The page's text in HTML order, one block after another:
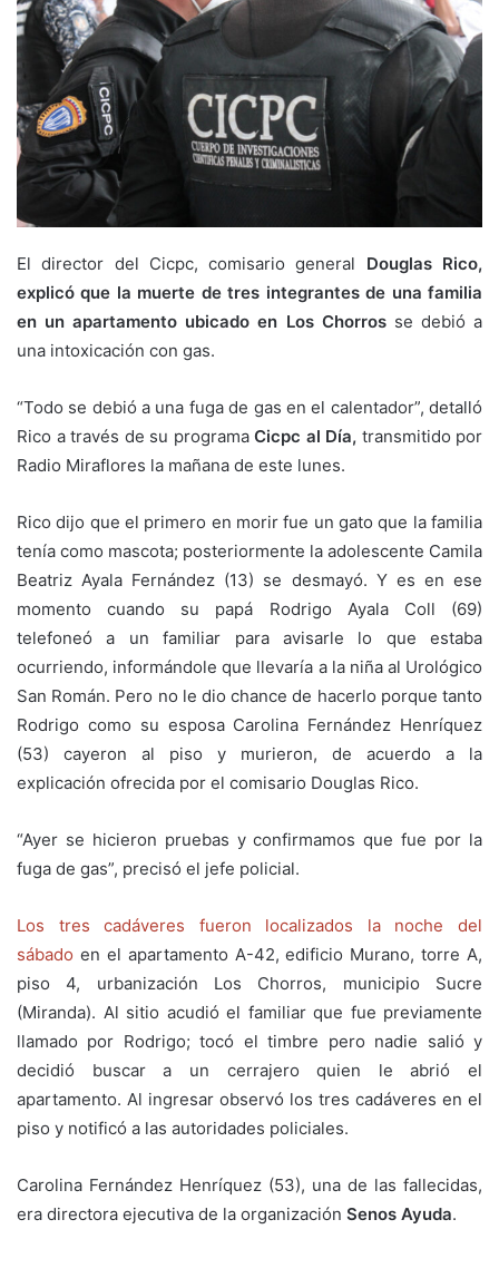
El director del Cicpc, comisario general Douglas Rico,
explicó que la muerte de tres integrantes de una familia
en un apartamento ubicado en Los Chorrosse debió a
una intoxicación con gas.
“Todo se debió a una fuga de gas en el calentador”, detalló
Rico a través de su programa Cicpc al Día, transmitido por
Radio Miraflores la mañana de este lunes.
Rico dijo que el primero en morir fue un gato que la familia
tenía como mascota; posteriormente la adolescente Camila
Beatriz Ayala Fernández (13) se desmayó. Y es en ese
momento cuando su papá Rodrigo Ayala Coll (69)
telefoneó a un familiar para avisarle lo que estaba
ocurriendo, informándole que llevaría a la niña al Urológico
San Román. Pero no le dio chance de hacerlo porque tanto
Rodrigo como su esposa Carolina Fernández Henríquez
(53) cayeron al piso y murieron, de acuerdo a la
explicación ofrecida por el comisario Douglas Rico.
“Ayer se hicieron pruebas y confirmamos que fue por la
fuga de gas”, precisó el jefe policial.
Los tres cadáveres fueron localizados la noche del
sábado en el apartamento A-42, edificio Murano, torre A,
piso 4, urbanización Los Chorros, municipio Sucre
(Miranda). Al sitio acudió el familiar que fue previamente
llamado por Rodrigo; tocó el timbre pero nadie salió y
decidió buscar a un cerrajero quien le abrió el
apartamento. Al ingresar observó los tres cadáveres en el
piso y notificó a las autoridades policiales.
Carolina Fernández Henríquez (53), una de las fallecidas,
era directora ejecutiva de la organización Senos Ayuda.